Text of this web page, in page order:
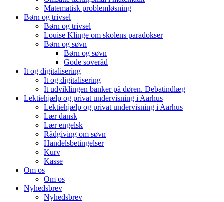
Matematisk problemløsning
Børn og trivsel
Børn og trivsel
Louise Klinge om skolens paradokser
Børn og søvn
Børn og søvn
Gode soveråd
It og digitalisering
It og digitalisering
It udviklingen banker på døren. Debatindlæg
Lektiehjælp og privat undervisning i Aarhus
Lektiehjælp og privat undervisning i Aarhus
Lær dansk
Lær engelsk
Rådgiving om søvn
Handelsbetingelser
Kurv
Kasse
Om os
Om os
Nyhedsbrev
Nyhedsbrev